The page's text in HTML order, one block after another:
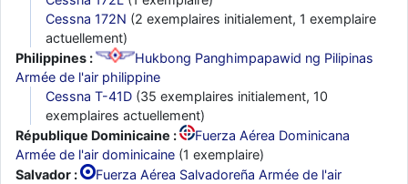
Cessna 172N (2 exemplaires initialement, 1 exemplaire
actuellement)
Philippines :
Hukbong Panghimpapawid ng Pilipinas
Armée de l'air philippine
Cessna T-41D (35 exemplaires initialement, 10
exemplaires actuellement)
République Dominicaine :
Fuerza Aérea Dominicana
Armée de l'air dominicaine (1 exemplaire)
Salvador :
Fuerza Aérea Salvadoreña Armée de l'air